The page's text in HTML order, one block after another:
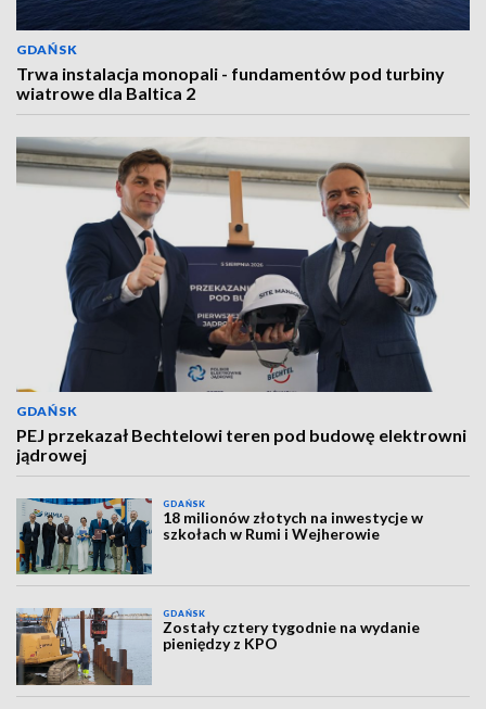
GDAŃSK
Trwa instalacja monopali - fundamentów pod turbiny
wiatrowe dla Baltica 2
GDAŃSK
PEJ przekazał Bechtelowi teren pod budowę elektrowni
jądrowej
GDAŃSK
18 milionów złotych na inwestycje w
szkołach w Rumi i Wejherowie
GDAŃSK
Zostały cztery tygodnie na wydanie
pieniędzy z KPO